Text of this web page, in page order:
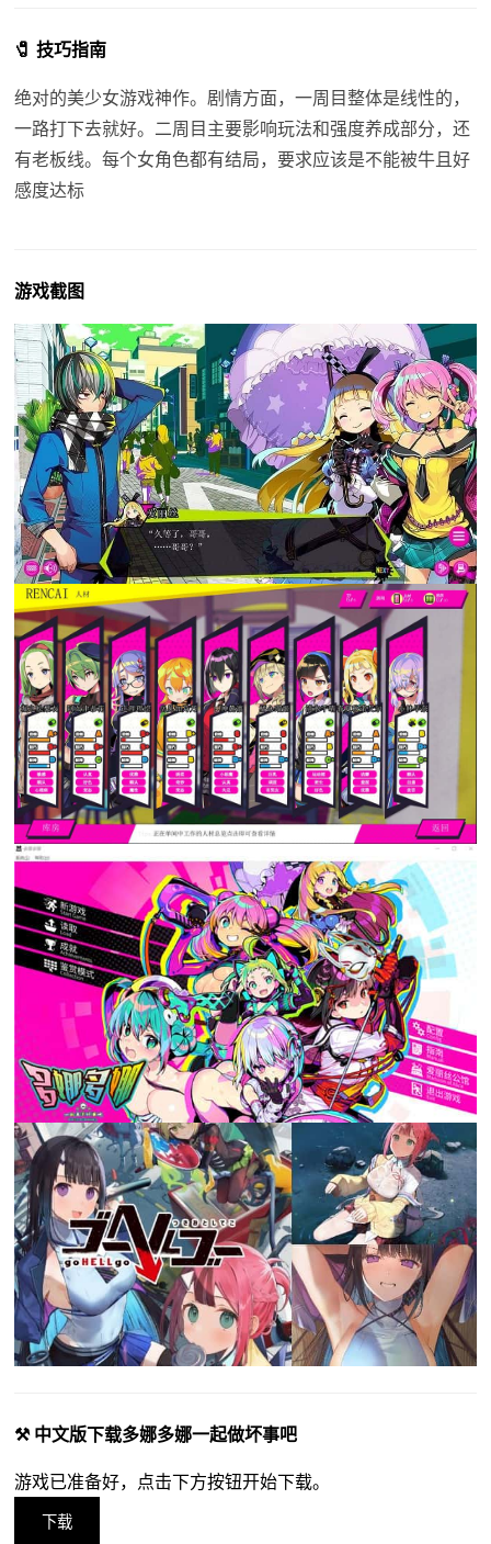
🧷 技巧指南
绝对的美少女游戏神作。剧情方面，一周目整体是线性的，
一路打下去就好。二周目主要影响玩法和强度养成部分，还
有老板线。每个女角色都有结局，要求应该是不能被牛且好
感度达标
游戏截图
⚒️ 中文版下载多娜多娜一起做坏事吧
游戏已准备好，点击下方按钮开始下载。
下载